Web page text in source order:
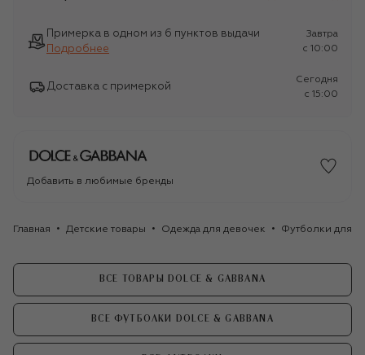
Примерка в одном из 6 пунктов выдачи
Подробнее
Завтра
c 10:00
Доставка с примеркой
Сегодня
c 15:00
Добавить в любимые бренды
Главная Детские товары Одежда для девочек Футболки для
ВСЕ ТОВАРЫ DOLCE & GABBANA
ВСЕ ФУТБОЛКИ DOLCE & GABBANA